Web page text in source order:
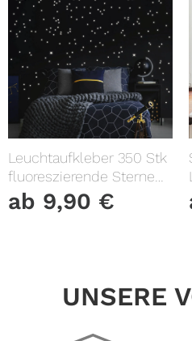
Leuchtaufkleber 350 Stk
fluoreszierende Sterne
und Punkte leuchten im
Dunklen Kinderzimmer
ab 9,90 €
UNSERE